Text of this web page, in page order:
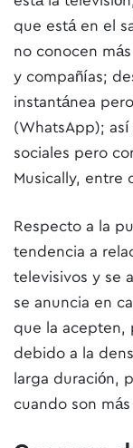
que está en el
no conocen
y compañías;
instantánea
(WhatsApp);
sociales pero
Musically, entre
Respecto a la
tendencia a
televisivos y se
se anuncia en
que la acepten,
debido a la
larga duración,
cuando son